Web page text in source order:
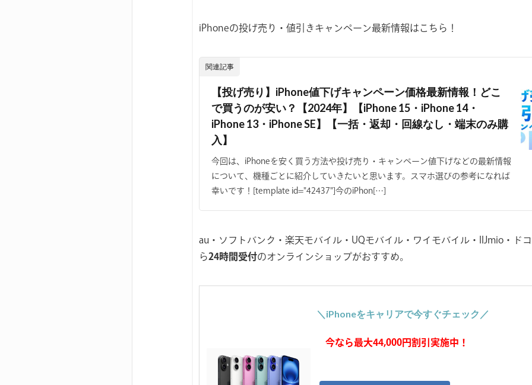
iPhoneの投げ売り・値引きキャンペーン最新情報はこちら！
関連記事
【投げ売り】iPhone値下げキャンペーン価格最新情報！どこ
で買うのが安い？【2024年】【iPhone 15・iPhone 14・
iPhone 13・iPhone SE】【一括・返却・回線なし・端末のみ購
入】
今回は、iPhoneを安く買う方法や投げ売り・キャンペーン値下げなどの最新情報
について、機種ごとに紹介していきたいと思います。スマホ選びの参考になれば
幸いです！[template id="42437"]今のiPhon[…]
au・ソフトバンク・楽天モバイル・UQモバイル・ワイモバイル・IIJmio・ド
ら24時間受付のオンラインショップがおすすめ。
＼iPhoneをキャリアで今すぐチェック／
今なら最大44,000円割引実施中！